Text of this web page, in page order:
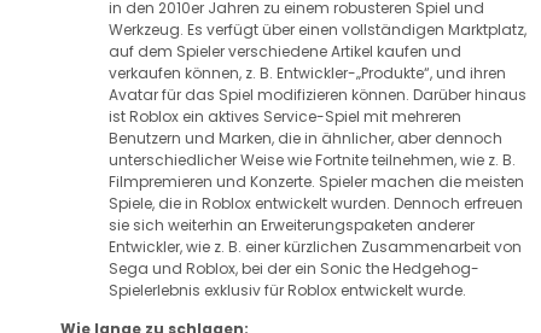
in den 2010er Jahren zu einem robusteren Spiel und
Werkzeug. Es verfügt über einen vollständigen Marktplatz,
auf dem Spieler verschiedene Artikel kaufen und
verkaufen können, z. B. Entwickler-„Produkte“, und ihren
Avatar für das Spiel modifizieren können. Darüber hinaus
ist Roblox ein aktives Service-Spiel mit mehreren
Benutzern und Marken, die in ähnlicher, aber dennoch
unterschiedlicher Weise wie Fortnite teilnehmen, wie z. B.
Filmpremieren und Konzerte. Spieler machen die meisten
Spiele, die in Roblox entwickelt wurden. Dennoch erfreuen
sie sich weiterhin an Erweiterungspaketen anderer
Entwickler, wie z. B. einer kürzlichen Zusammenarbeit von
Sega und Roblox, bei der ein Sonic the Hedgehog-
Spielerlebnis exklusiv für Roblox entwickelt wurde.
Wie lange zu schlagen: